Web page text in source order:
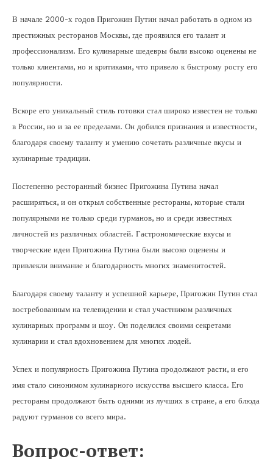
В начале 2000-х годов Пригожин Путин начал работать в одном из
престижных ресторанов Москвы, где проявился его талант и
профессионализм. Его кулинарные шедевры были высоко оценены не
только клиентами, но и критиками, что привело к быстрому росту его
популярности.
Вскоре его уникальный стиль готовки стал широко известен не только
в России, но и за ее пределами. Он добился признания и известности,
благодаря своему таланту и умению сочетать различные вкусы и
кулинарные традиции.
Постепенно ресторанный бизнес Пригожина Путина начал
расширяться, и он открыл собственные рестораны, которые стали
популярными не только среди гурманов, но и среди известных
личностей из различных областей. Гастрономические вкусы и
творческие идеи Пригожина Путина были высоко оценены и
привлекли внимание и благодарность многих знаменитостей.
Благодаря своему таланту и успешной карьере, Пригожин Путин стал
востребованным на телевидении и стал участником различных
кулинарных программ и шоу. Он поделился своими секретами
кулинарии и стал вдохновением для многих людей.
Успех и популярность Пригожина Путина продолжают расти, и его
имя стало синонимом кулинарного искусства высшего класса. Его
рестораны продолжают быть одними из лучших в стране, а его блюда
радуют гурманов со всего мира.
Вопрос-ответ: